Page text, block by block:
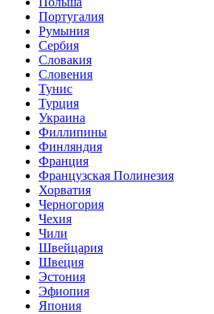
Португалия
Румыния
Сербия
Словакия
Словения
Тунис
Турция
Украина
Филлипины
Финляндия
Франция
Французская Полинезия
Хорватия
Черногория
Чехия
Чили
Швейцария
Швеция
Эстония
Эфиопия
Япония